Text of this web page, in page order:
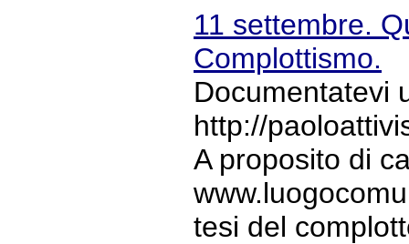
11 settembre.
Complottismo.
Documentatevi
http://
A proposito di
tesi del